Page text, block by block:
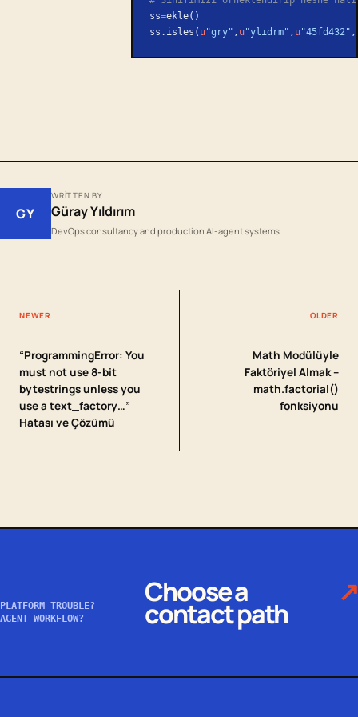
ss=ekle()
ss.isles( u"gry" , u"ylıdrm" , u"45fd432" ,
GY
WRITTEN BY
Güray Yıldırım
DevOps consultancy and production AI-agent systems.
NEWER
“ProgrammingError: You
must not use 8-bit
bytestrings unless you
use a text_factory…”
Hatası ve Çözümü
OLDER
Math Modülüyle
Faktöriyel Almak –
math.factorial()
fonksiyonu
PLATFORM TROUBLE?
AGENT WORKFLOW?
Choose a
contact path
↗